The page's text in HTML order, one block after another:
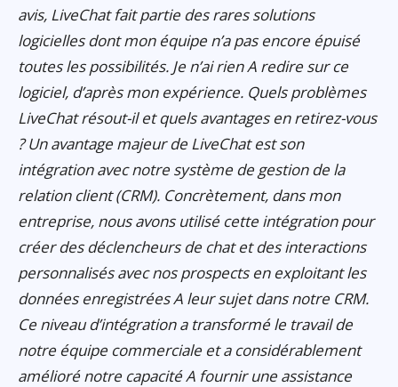
avis, LiveChat fait partie des rares solutions
logicielles dont mon équipe n’a pas encore épuisé
toutes les possibilités. Je n’ai rien A redire sur ce
logiciel, d’après mon expérience. Quels problèmes
LiveChat résout-il et quels avantages en retirez-vous
? Un avantage majeur de LiveChat est son
intégration avec notre système de gestion de la
relation client (CRM). Concrètement, dans mon
entreprise, nous avons utilisé cette intégration pour
créer des déclencheurs de chat et des interactions
personnalisés avec nos prospects en exploitant les
données enregistrées A leur sujet dans notre CRM.
Ce niveau d’intégration a transformé le travail de
notre équipe commerciale et a considérablement
amélioré notre capacité A fournir une assistance